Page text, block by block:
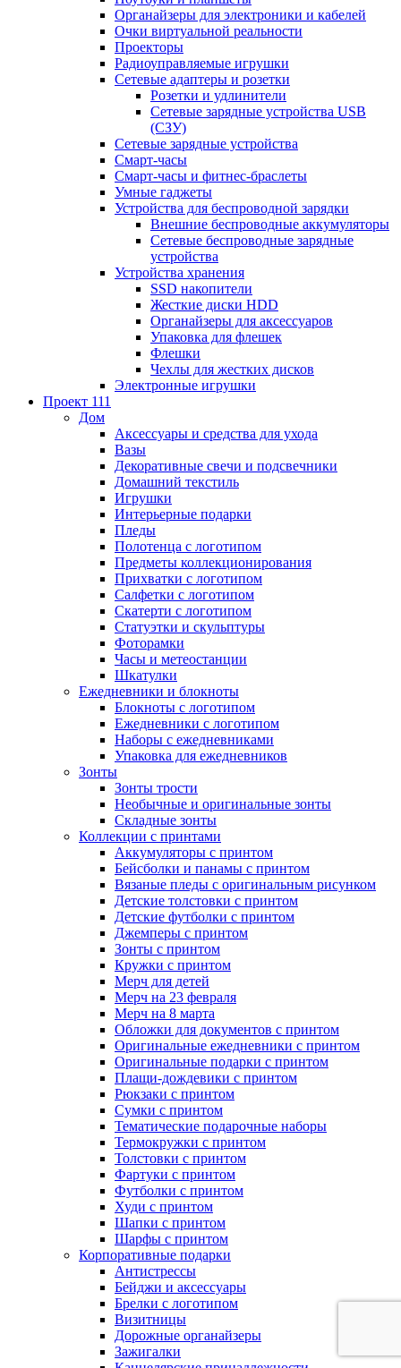
Органайзеры для электроники и кабелей
Очки виртуальной реальности
Проекторы
Радиоуправляемые игрушки
Сетевые адаптеры и розетки
Розетки и удлинители
Сетевые зарядные устройства USB
(СЗУ)
Сетевые зарядные устройства
Смарт-часы
Смарт-часы и фитнес-браслеты
Умные гаджеты
Устройства для беспроводной зарядки
Внешние беспроводные аккумуляторы
Сетевые беспроводные зарядные
устройства
Устройства хранения
SSD накопители
Жесткие диски HDD
Органайзеры для аксессуаров
Упаковка для флешек
Флешки
Чехлы для жестких дисков
Электронные игрушки
Проект 111
Дом
Аксессуары и средства для ухода
Вазы
Декоративные свечи и подсвечники
Домашний текстиль
Игрушки
Интерьерные подарки
Пледы
Полотенца с логотипом
Предметы коллекционирования
Прихватки с логотипом
Салфетки с логотипом
Скатерти с логотипом
Статуэтки и скульптуры
Фоторамки
Часы и метеостанции
Шкатулки
Ежедневники и блокноты
Блокноты с логотипом
Ежедневники с логотипом
Наборы с ежедневниками
Упаковка для ежедневников
Зонты
Зонты трости
Необычные и оригинальные зонты
Складные зонты
Коллекции с принтами
Аккумуляторы с принтом
Бейсболки и панамы с принтом
Вязаные пледы с оригинальным рисунком
Детские толстовки с принтом
Детские футболки с принтом
Джемперы с принтом
Зонты с принтом
Кружки с принтом
Мерч для детей
Мерч на 23 февраля
Мерч на 8 марта
Обложки для документов с принтом
Оригинальные ежедневники с принтом
Оригинальные подарки с принтом
Плащи-дождевики с принтом
Рюкзаки с принтом
Сумки с принтом
Тематические подарочные наборы
Термокружки с принтом
Толстовки с принтом
Фартуки с принтом
Футболки с принтом
Худи с принтом
Шапки с принтом
Шарфы с принтом
Корпоративные подарки
Антистрессы
Бейджи и аксессуары
Брелки с логотипом
Визитницы
Дорожные органайзеры
Зажигалки